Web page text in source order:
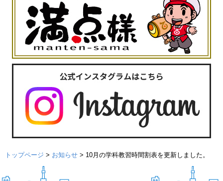
トップページ > お知らせ > 10月の学科教習時間割表を更新しました。